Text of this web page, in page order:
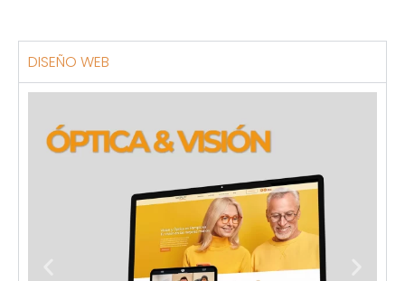
DISEÑO WEB